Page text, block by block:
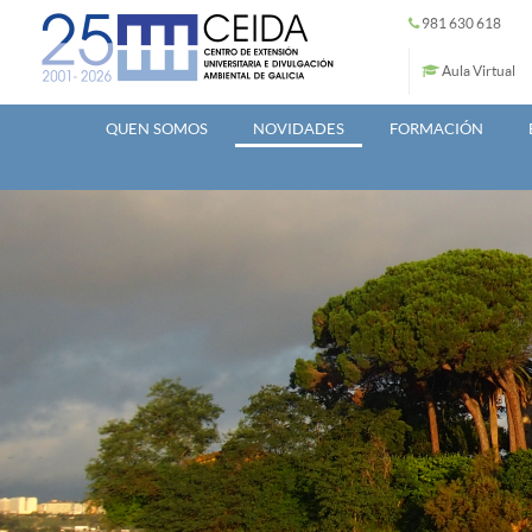
Ir o contido principal 981 630 618
Aula Virtual
QUEN SOMOS NOVIDADES FORMACIÓN